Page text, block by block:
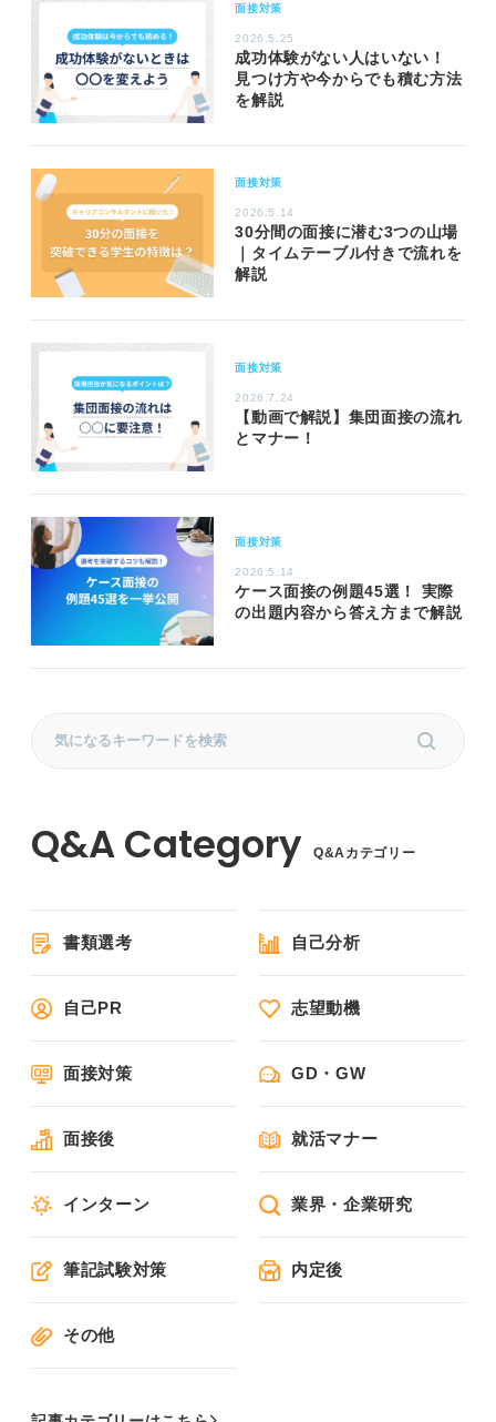
面接対策
2026.5.25
成功体験がない人はいない！
見つけ方や今からでも積む方法
を解説
面接対策
2026.5.14
30分間の面接に潜む3つの山場
｜タイムテーブル付きで流れを
解説
面接対策
2026.7.24
【動画で解説】集団面接の流れ
とマナー！
面接対策
2026.5.14
ケース面接の例題45選！ 実際
の出題内容から答え方まで解説
Q&Aカテゴリー
書類選考 自己分析
自己PR 志望動機
面接対策 GD・GW
面接後 就活マナー
インターン 業界・企業研究
筆記試験対策 内定後
その他